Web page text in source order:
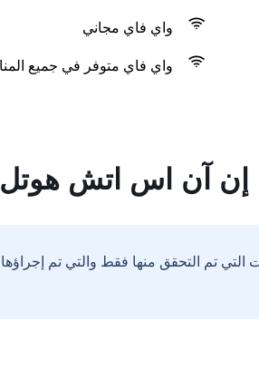
واي فاي مجاني
واي فاي متوفر في جميع
إن آن اس اتش هوتل
تم التحقق منها فقط والتي تم